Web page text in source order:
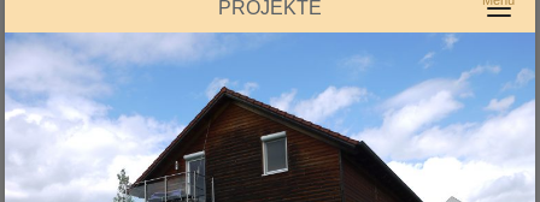
PROJEKTE
Unsere Projekte